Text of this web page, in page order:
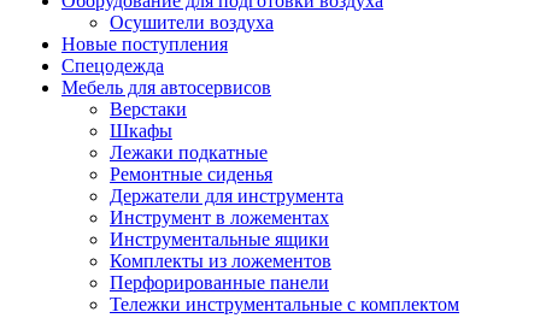
Осушители воздуха
Новые поступления
Спецодежда
Мебель для автосервисов
Верстаки
Шкафы
Лежаки подкатные
Ремонтные сиденья
Держатели для инструмента
Инструмент в ложементах
Инструментальные ящики
Комплекты из ложементов
Перфорированные панели
Тележки инструментальные с комплектом